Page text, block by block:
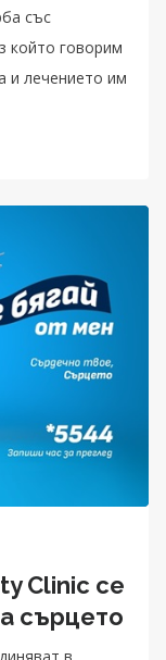
със
който говорим
и лечението им
Clinic се
сърцето